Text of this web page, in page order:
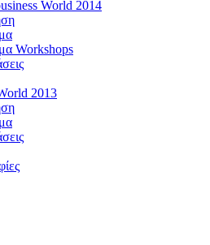
World 2014
Workshops
2013